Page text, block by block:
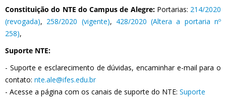
Constituição do NTE do Campus de Alegre:Portarias: 214/2020
(revogada), 258/2020 (vigente), 428/2020 (Altera a portaria nº
258),
Suporte NTE:
- Suporte e esclarecimento de dúvidas, encaminhar e-mail para o
contato: nte.ale@ifes.edu.br
- Acesse a página com os canais de suporte do NTE: Suporte